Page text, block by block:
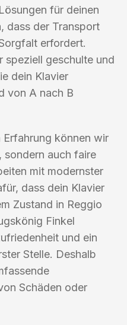
für deinen
dass der Transport
erfordert.
speziell geschulte und
dein Klavier
von A nach B
Erfahrung können wir
sondern auch faire
mit modernster
dass dein Klavier
Zustand in Reggio
Finkel
und ein
Stelle. Deshalb
Schäden oder